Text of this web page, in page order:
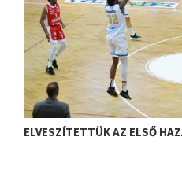
ELVESZÍTETTÜK AZ ELSŐ